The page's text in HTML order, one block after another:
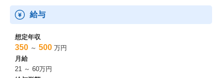
【基礎研修】
｜導入研修
新入社員が社会人として必要な基礎的スキルを身につけます。ビ
ジネスマナーや社会人としての心構え、仕事に対する基本姿勢な
どを学びます。
｜年次研修
給与
想定年収
350 ～ 500 万円
月給
21 ～ 60万円